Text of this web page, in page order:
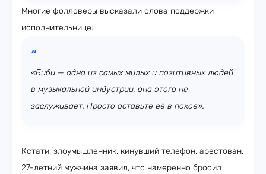
Многие фолловеры высказали слова поддержки
исполнительнице:
«Биби — одна из самых милых и позитивных людей
в музыкальной индустрии, она этого не
заслуживает. Просто оставьте её в покое».
Кстати, злоумышленник, кинувший телефон, арестован.
27-летний мужчина заявил, что намеренно бросил